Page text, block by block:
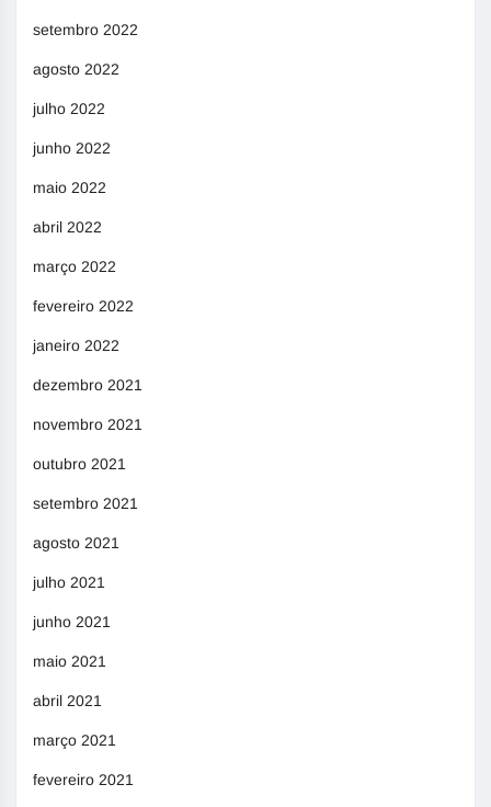
setembro 2022
agosto 2022
julho 2022
junho 2022
maio 2022
abril 2022
março 2022
fevereiro 2022
janeiro 2022
dezembro 2021
novembro 2021
outubro 2021
setembro 2021
agosto 2021
julho 2021
junho 2021
maio 2021
abril 2021
março 2021
fevereiro 2021